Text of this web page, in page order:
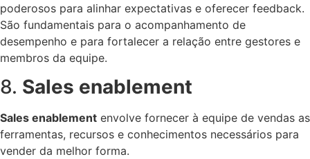
poderosos para alinhar expectativas e oferecer feedback.
São fundamentais para o acompanhamento de
desempenho e para fortalecer a relação entre gestores e
membros da equipe.
8. Sales enablement
Sales enablement envolve fornecer à equipe de vendas as
ferramentas, recursos e conhecimentos necessários para
vender da melhor forma.